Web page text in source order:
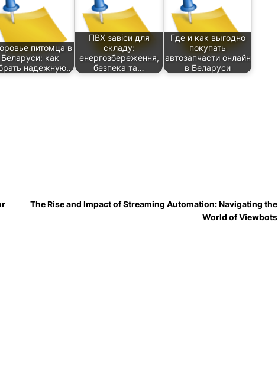
питомца в
Беларуси: как
надежную…
ПВХ завіси для
складу:
енергозбереження,
безпека та…
Где и как выгодно
покупать
автозапчасти онлайн
в Беларуси
The Rise and Impact of Streaming Automation: Navigating the
World of Viewbots